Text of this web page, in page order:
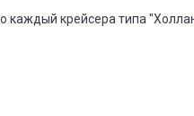
крейсера типа